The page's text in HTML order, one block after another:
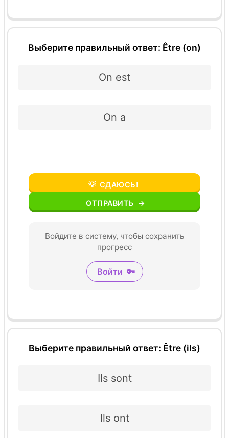
Выберите правильный ответ: Être (on)
On est
On a
💡 СДАЮСЬ!
ОТПРАВИТЬ →
Войдите в систему, чтобы сохранить
прогресс
Войти 🔑
Выберите правильный ответ: Être (ils)
Ils sont
Ils ont